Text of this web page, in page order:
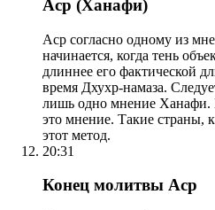
Аср (Ханафи)
Аср согласно одному из
начинается, когда тень
длиннее его фактической
время Дхухр-намаза.
лишь одно мнение Ханафи.
это мнение. Такие страны,
этот метод.
20:31
Конец молитвы Аср